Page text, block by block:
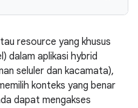
resource yang khusus
dalam aplikasi hybrid
seluler dan kacamata),
konteks yang benar
dapat mengakses